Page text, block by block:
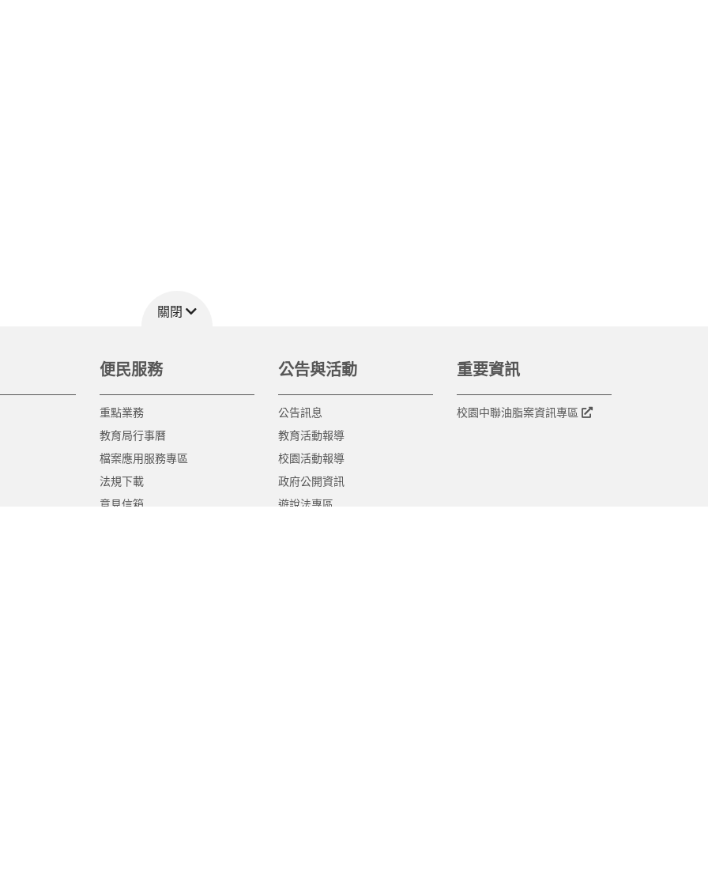
關閉
便民服務
重點業務
教育局行事曆
檔案應用服務專區
法規下載
意見信箱
公告與活動
公告訊息
教育活動報導
校園活動報導
政府公開資訊
遊說法專區
重要資訊
校園中聯油脂案資訊專區